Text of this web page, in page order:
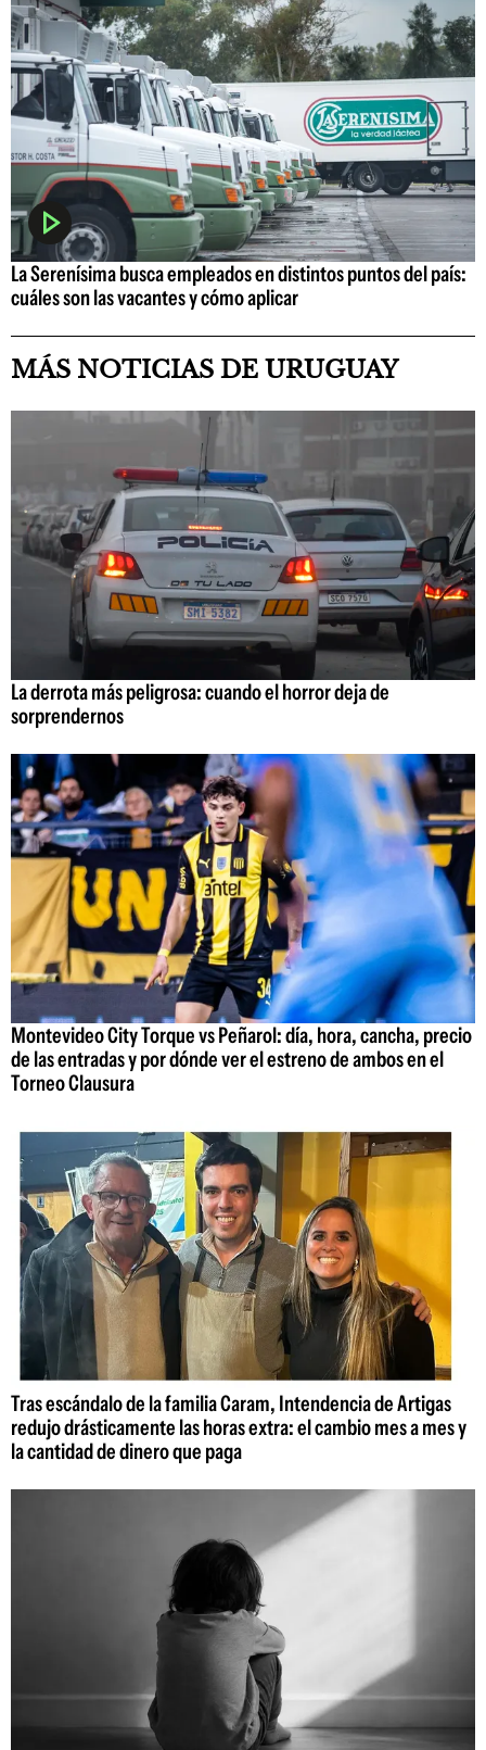
La Serenísima busca empleados en distintos puntos del país:
cuáles son las vacantes y cómo aplicar
MÁS NOTICIAS DE URUGUAY
La derrota más peligrosa: cuando el horror deja de
sorprendernos
Montevideo City Torque vs Peñarol: día, hora, cancha, precio
de las entradas y por dónde ver el estreno de ambos en el
Torneo Clausura
Tras escándalo de la familia Caram, Intendencia de Artigas
redujo drásticamente las horas extra: el cambio mes a mes y
la cantidad de dinero que paga